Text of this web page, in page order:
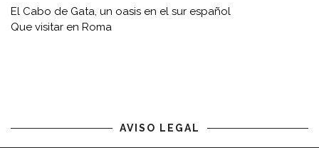
El Cabo de Gata, un oasis en el sur español
Que visitar en Roma
AVISO LEGAL